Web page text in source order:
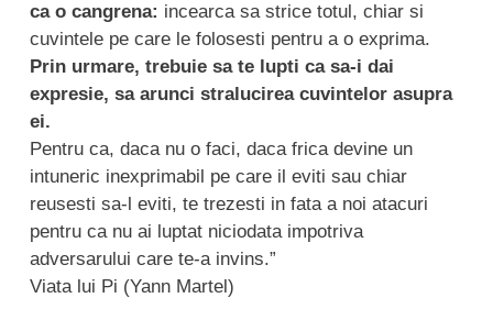
ca o cangrena: incearca sa strice totul, chiar si
cuvintele pe care le folosesti pentru a o exprima.
Prin urmare, trebuie sa te lupti ca sa-i dai
expresie, sa arunci stralucirea cuvintelor asupra
ei.
Pentru ca, daca nu o faci, daca frica devine un
intuneric inexprimabil pe care il eviti sau chiar
reusesti sa-l eviti, te trezesti in fata a noi atacuri
pentru ca nu ai luptat niciodata impotriva
adversarului care te-a invins.”
Viata lui Pi (Yann Martel)